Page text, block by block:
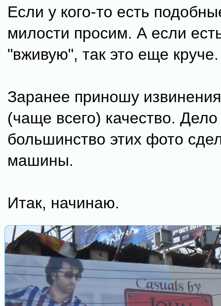
Если у кого-то есть
милости просим. А если
"вживую", так это еще круче.
Заранее приношу
(чаще всего) качество.
большинство этих фото
машины.
Итак, начинаю.